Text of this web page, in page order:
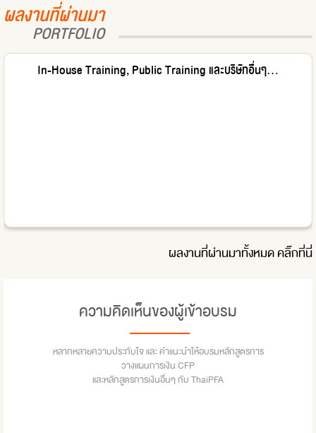
ผลงานที่ผ่านมา
PORTFOLIO
In-House Training, Public Training และบริษัทอื่นๆ...
ผลงานที่ผ่านมาทั้งหมดคลิ๊กที่นี่
ความคิดเห็นของผู้เข้าอบรม
หลากหลายความประทับใจ และ คำแนะนำให้อบรมหลักสูตรการ
วางแผนการเงิน CFP
และหลักสูตรการเงินอื่นๆ กับ ThaiPFA